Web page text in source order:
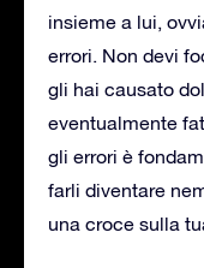
insieme a lui,
errori. Non devi
gli hai causato
eventualmente
gli errori è
farli diventare
una croce sulla